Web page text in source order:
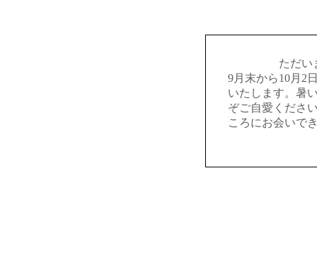
ただい
9月末から10月2
いたします。暑
ぞご自愛くださ
ころにお会いで